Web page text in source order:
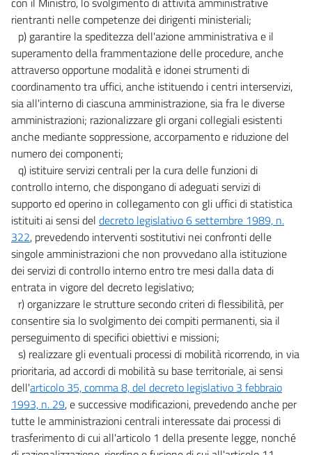
rientranti nelle competenze dei dirigenti ministeriali;
p) garantire la speditezza dell'azione amministrativa e il
superamento della frammentazione delle procedure, anche
attraverso opportune modalità e idonei strumenti di
coordinamento tra uffici, anche istituendo i centri interservizi,
sia all'interno di ciascuna amministrazione, sia fra le diverse
amministrazioni; razionalizzare gli organi collegiali esistenti
anche mediante soppressione, accorpamento e riduzione del
numero dei componenti;
q) istituire servizi centrali per la cura delle funzioni di
controllo interno, che dispongano di adeguati servizi di
supporto ed operino in collegamento con gli uffici di statistica
istituiti ai sensi del decreto legislativo 6 settembre 1989, n.
322, prevedendo interventi sostitutivi nei confronti delle
singole amministrazioni che non provvedano alla istituzione
dei servizi di controllo interno entro tre mesi dalla data di
entrata in vigore del decreto legislativo;
r) organizzare le strutture secondo criteri di flessibilità, per
consentire sia lo svolgimento dei compiti permanenti, sia il
perseguimento di specifici obiettivi e missioni;
s) realizzare gli eventuali processi di mobilità ricorrendo, in via
prioritaria, ad accordi di mobilità su base territoriale, ai sensi
dell'articolo 35, comma 8, del decreto legislativo 3 febbraio
1993, n. 29, e successive modificazioni, prevedendo anche per
tutte le amministrazioni centrali interessate dai processi di
trasferimento di cui all'articolo 1 della presente legge, nonché